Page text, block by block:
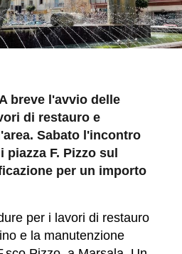
breve l'avvio delle
di restauro e
Sabato l'incontro
F. Pizzo sul
per un importo
per i lavori di restauro
e la manutenzione